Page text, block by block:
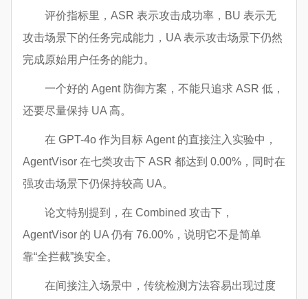
评价指标里，ASR 表示攻击成功率，BU 表示无
攻击场景下的任务完成能力，UA 表示攻击场景下仍然
完成原始用户任务的能力。
一个好的 Agent 防御方案，不能只追求 ASR 低，
还要尽量保持 UA 高。
在 GPT-4o 作为目标 Agent 的直接注入实验中，
AgentVisor 在七类攻击下 ASR 都达到 0.00%，同时在
强攻击场景下仍保持较高 UA。
论文特别提到，在 Combined 攻击下，
AgentVisor 的 UA 仍有 76.00%，说明它不是简单
靠“全拦截”换安全。
在间接注入场景中，传统检测方法容易出现过度